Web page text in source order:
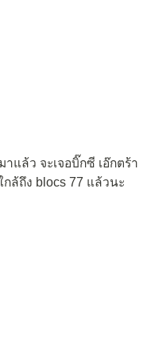
แล้ว จะเจอบิ๊กซี เอ๊กตร้า
ล้ถึง blocs 77 แล้วนะ